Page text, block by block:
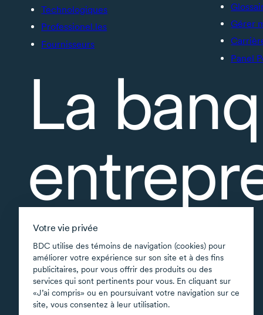
Votre vie privée
BDC utilise des témoins de navigation (cookies) pour
améliorer votre expérience sur son site et à des fins
publicitaires, pour vous offrir des produits ou des
services qui sont pertinents pour vous. En cliquant sur
«J’ai compris» ou en poursuivant votre navigation sur ce
site, vous consentez à leur utilisation.
Technologiques
Professionel.les
Fournisseurs
Gérer
Panel
La
À propos
Accessibilité
Applications soutenues
Carte du site
Conditions d’utilisation
Confidentialité